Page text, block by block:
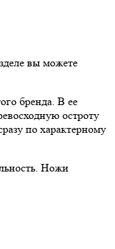
вы можете
бренда. В ее
остроту
по характерному
Ножи